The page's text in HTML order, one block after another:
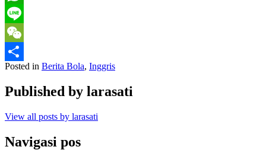
WhatsApp
Line
WeChat
Share
Posted in Berita Bola, Inggris
Published by larasati
View all posts by larasati
Navigasi pos